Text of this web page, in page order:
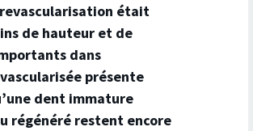
était
de hauteur et de
dans
présente
dent immature
régénéré restent encore